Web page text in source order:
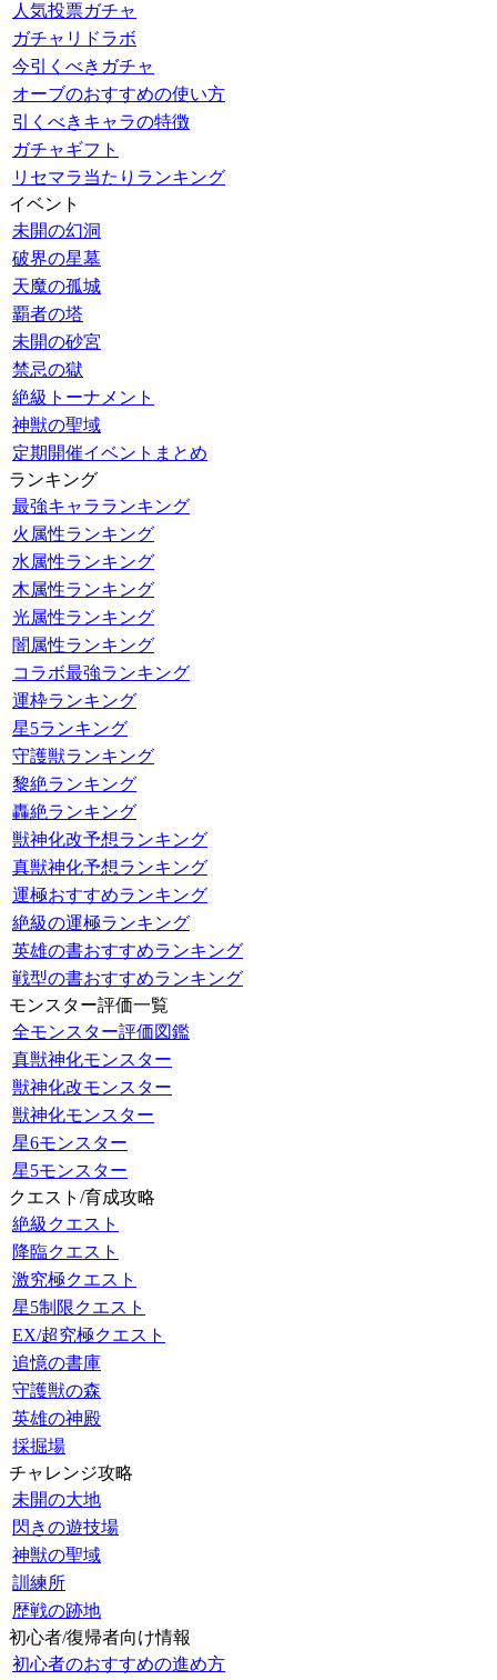
人気投票ガチャ
ガチャリドラボ
今引くべきガチャ
オーブのおすすめの使い方
引くべきキャラの特徴
ガチャギフト
リセマラ当たりランキング
イベント
未開の幻洞
破界の星墓
天魔の孤城
覇者の塔
未開の砂宮
禁忌の獄
絶級トーナメント
神獣の聖域
定期開催イベントまとめ
ランキング
最強キャラランキング
火属性ランキング
水属性ランキング
木属性ランキング
光属性ランキング
闇属性ランキング
コラボ最強ランキング
運枠ランキング
星5ランキング
守護獣ランキング
黎絶ランキング
轟絶ランキング
獣神化改予想ランキング
真獣神化予想ランキング
運極おすすめランキング
絶級の運極ランキング
英雄の書おすすめランキング
戦型の書おすすめランキング
モンスター評価一覧
全モンスター評価図鑑
真獣神化モンスター
獣神化改モンスター
獣神化モンスター
星6モンスター
星5モンスター
クエスト/育成攻略
絶級クエスト
降臨クエスト
激究極クエスト
星5制限クエスト
EX/超究極クエスト
追憶の書庫
守護獣の森
英雄の神殿
採掘場
チャレンジ攻略
未開の大地
閃きの遊技場
神獣の聖域
訓練所
歴戦の跡地
初心者/復帰者向け情報
初心者のおすすめの進め方